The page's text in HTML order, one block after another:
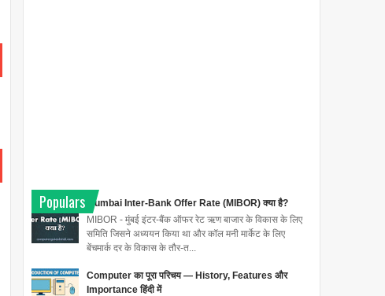
Populars
Mumbai Inter-Bank Offer Rate (MIBOR) क्या है?
MIBOR - मुंबई इंटर-बैंक ऑफर रेट ऋण बाजार के विकास के लिए
समिति जिसने अध्ययन किया था और कॉल मनी मार्केट के लिए
बेंचमार्क दर के विकास के तौर-त...
Computer का पूरा परिचय — History, Features और
Importance हिंदी में